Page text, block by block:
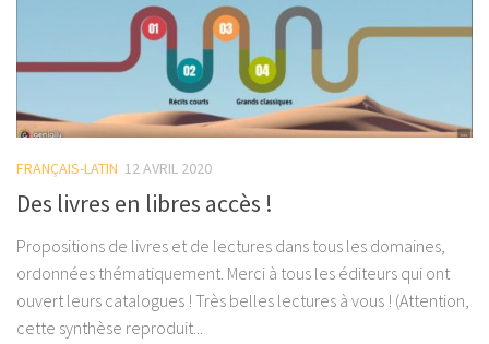
FRANÇAIS-LATIN 12 AVRIL 2020
Des livres en libres accès !
Propositions de livres et de lectures dans tous les domaines,
ordonnées thématiquement. Merci à tous les éditeurs qui ont
ouvert leurs catalogues ! Très belles lectures à vous ! (Attention,
cette synthèse reproduit...